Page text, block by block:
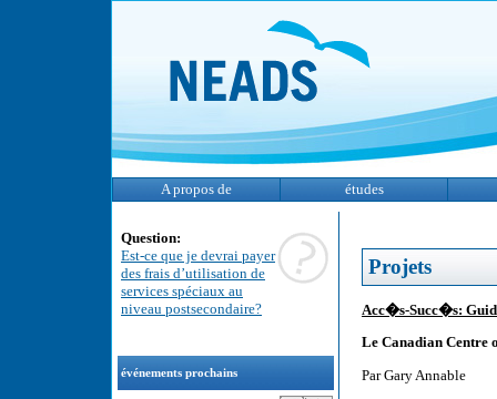
A propos de études
Question:
Est-ce que je devrai payer
des frais d’utilisation de
services spéciaux au
niveau postsecondaire?
événements prochains
Projets
Acc�s-Succ�s:
Le Canadian Centre
Par Gary Annable